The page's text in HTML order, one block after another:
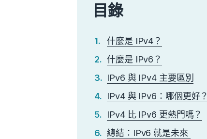
目錄
什麼是 IPv4？
什麼是 IPv6？
IPv6 與 IPv4 主要區別
IPv4 與 IPv6：哪個更好？
IPv4 比 IPv6 更熱門嗎？
總結：IPv6 就是未來